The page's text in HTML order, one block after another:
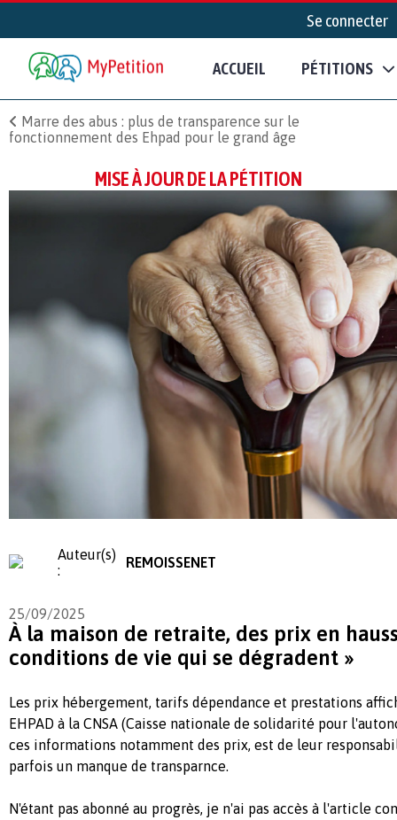
Se connecter
ACCUEIL PÉTITIONS
Marre des abus : plus de transparence sur le
fonctionnement des Ehpad pour le grand âge
MISE À JOUR DE LA PÉTITION
Auteur(s)
:
REMOISSENET
25/09/2025
À la maison de retraite, des prix en
conditions de vie qui se dégradent »
Les prix hébergement, tarifs dépendance et prestations
EHPAD à la CNSA (Caisse nationale de solidarité pour
ces informations notamment des prix, est de leur
parfois un manque de transparnce.
N'étant pas abonné au progrès, je n'ai pas accès à l'article